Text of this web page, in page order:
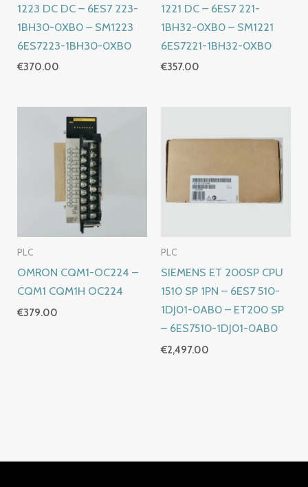
1223 DC DC – 6ES7 223-
1BH30-0XB0 – SM1223
6ES7223-1BH30-0XB0
€370.00
1221 DC – 6ES7 221-
1BH32-0XB0 – SM1221
6ES7221-1BH32-0XB0
€357.00
PLC
OMRON CQM1-OC224 –
CQM1 CQM1H OC224
€379.00
PLC
SIEMENS ET 200SP CPU
1510 SP 1PN – 6ES7 510-
1DJ01-0AB0 – ET200 SP
– 6ES7510-1DJ01-0AB0
€2,497.00